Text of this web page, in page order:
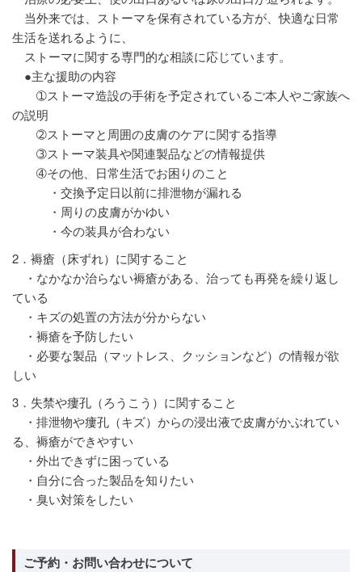
当外来では、ストーマを保有されている方が、快適な日常
生活を送れるように、
ストーマに関する専門的な相談に応じています。
●主な援助の内容
➀ストーマ造設の手術を予定されているご本人やご家族へ
の説明
➁ストーマと周囲の皮膚のケアに関する指導
➂ストーマ装具や関連製品などの情報提供
➃その他、日常生活でお困りのこと
・交換予定日以前に排泄物が漏れる
・周りの皮膚がかゆい
・今の装具が合わない
2．褥瘡（床ずれ）に関すること
・なかなか治らない褥瘡がある、治っても再発を繰り返し
ている
・キズの処置の方法が分からない
・褥瘡を予防したい
・必要な製品（マットレス、クッションなど）の情報が欲
しい
3．失禁や瘻孔（ろうこう）に関すること
・排泄物や瘻孔（キズ）からの浸出液で皮膚がかぶれてい
る、褥瘡ができやすい
・外出できずに困っている
・自分に合った製品を知りたい
・臭い対策をしたい
ご予約・お問い合わせについて